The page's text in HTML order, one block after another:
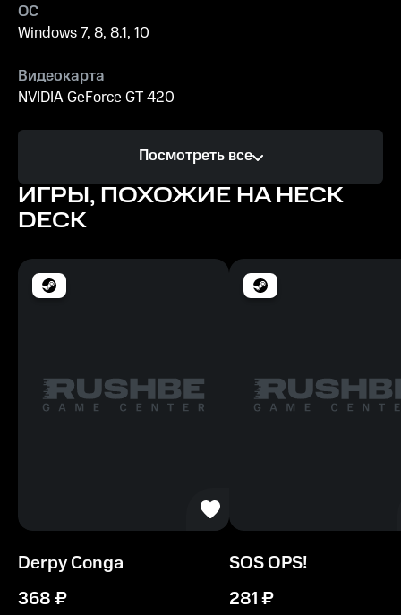
ОС
Windows 7, 8, 8.1, 10
Видеокарта
NVIDIA GeForce GT 420
1.8 GHz Dual Core Processor
Память
1500 MB ОЗУ
Место на диске
80 MB
Посмотреть все
ИГРЫ, ПОХОЖИЕ НА HECK
DECK
Derpy Conga
368₽
SOS OPS!
281₽